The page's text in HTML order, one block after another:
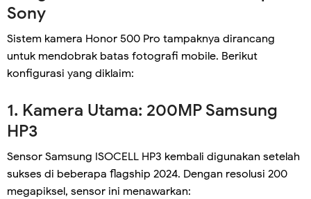
Sony
Sistem kamera Honor 500 Pro tampaknya dirancang
untuk mendobrak batas fotografi mobile. Berikut
konfigurasi yang diklaim:
1. Kamera Utama: 200MP Samsung
HP3
Sensor Samsung ISOCELL HP3 kembali digunakan setelah
sukses di beberapa flagship 2024. Dengan resolusi 200
megapiksel, sensor ini menawarkan: